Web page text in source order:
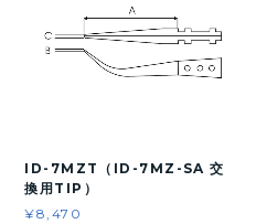
ID-7MZT（ID-7MZ-SA 交
換用TIP）
¥8,470